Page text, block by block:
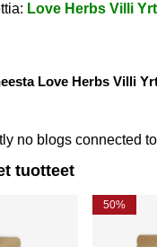
Love Herbs Villi
Love Herbs Villi
no blogs connected
tuotteet
50%